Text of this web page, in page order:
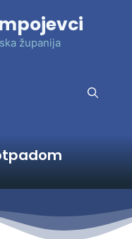
županija